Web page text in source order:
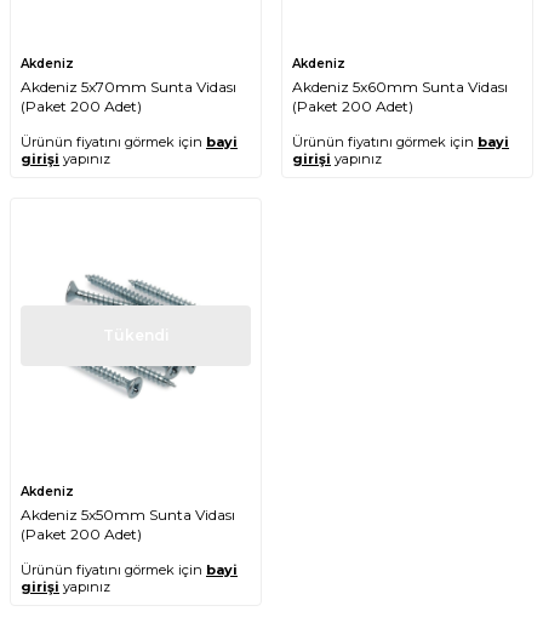
Akdeniz
Akdeniz 5x70mm Sunta Vidası
(Paket 200 Adet)
Ürünün fiyatını görmek için bayi
girişi yapınız
Akdeniz
Akdeniz 5x60mm Sunta Vidası
(Paket 200 Adet)
Ürünün fiyatını görmek için bayi
girişi yapınız
Akdeniz
Akdeniz 5x50mm Sunta Vidası
(Paket 200 Adet)
Ürünün fiyatını görmek için bayi
girişi yapınız